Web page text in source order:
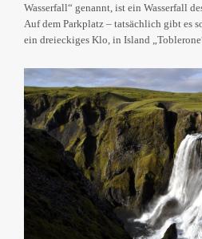
Wasserfall“ genannt, ist ein Wasserfall
Auf dem Parkplatz – tatsächlich gibt es
ein dreieckiges Klo, in Island